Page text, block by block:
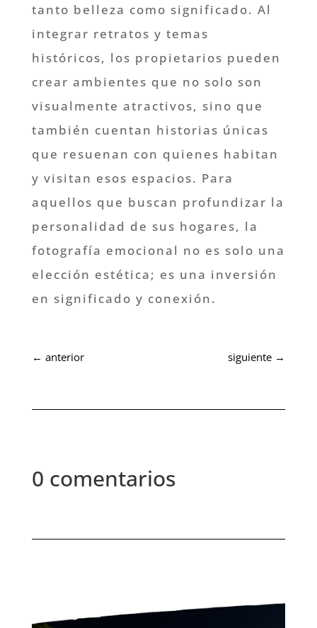
tanto belleza como significado. Al
integrar retratos y temas
históricos, los propietarios pueden
crear ambientes que no solo son
visualmente atractivos, sino que
también cuentan historias únicas
que resuenan con quienes habitan
y visitan esos espacios. Para
aquellos que buscan profundizar la
personalidad de sus hogares, la
fotografía emocional no es solo una
elección estética; es una inversión
en significado y conexión.
← anterior siguiente →
0 comentarios